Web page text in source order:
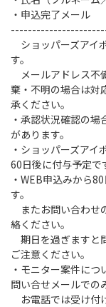
・申込完了メール
ショッパーズアイ
す。
メールアドレス不
棄・不明の場合は対
承ください。
・承認状況確認の
があります。
・ショッパーズア
60日後に付与予定で
・WEB申込みから
す。
またお問い合わせ
絡ください。
期日を過ぎますと
ご注意ください。
・モニター案件に
問い合せメールでの
お電話では受け付